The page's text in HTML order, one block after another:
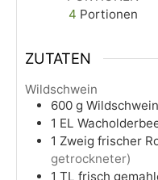
4 Portionen
ZUTATEN
Wildschwein
600 g
1 EL
1 Zweig frischer
getrockneter)
1 TL frisch